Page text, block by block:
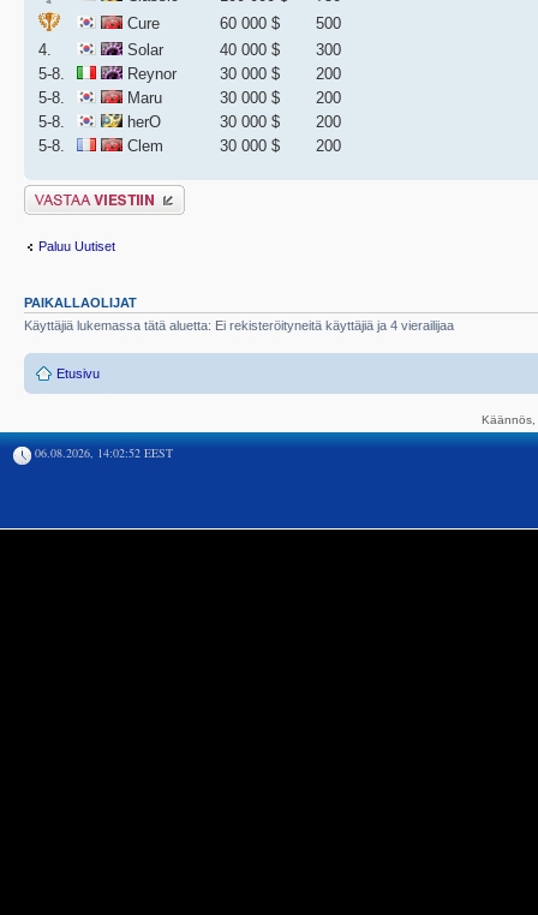
Cure
60 000 $
500
4.
Solar 40 000 $
300
5-8.
Reynor 30 000 $
200
5-8.
Maru 30 000 $
200
5-8.
herO 30 000 $
200
5-8.
Clem 30 000 $ 200
Lähetä vastaus
Paluu Uutiset
PAIKALLAOLIJAT
Käyttäjiä lukemassa tätä aluetta: Ei rekisteröityneitä käyttäjiä ja 4 vierailijaa
Etusivu
06.08.2026, 14:02:52 EEST